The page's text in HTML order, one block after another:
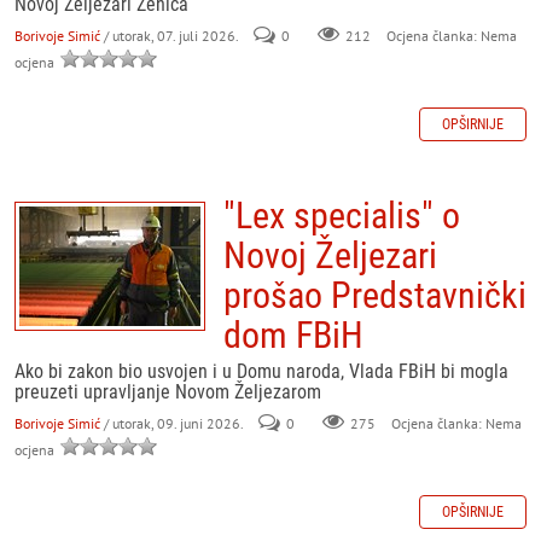
Borivoje Simić / utorak, 07. juli 2026. 0 212
Ocjena članka: Nema
ocjena
OPŠIRNIJE
"Lex specialis" o
Novoj Željezari
prošao Predstavnički
dom FBiH
Ako bi zakon bio usvojen i u Domu naroda, Vlada FBiH bi mogla
preuzeti upravljanje Novom Željezarom
Borivoje Simić / utorak, 09. juni 2026. 0 275
Ocjena članka: Nema
ocjena
OPŠIRNIJE